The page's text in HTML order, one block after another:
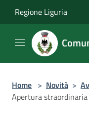
Regione Liguria
Home > Novità >
Apertura